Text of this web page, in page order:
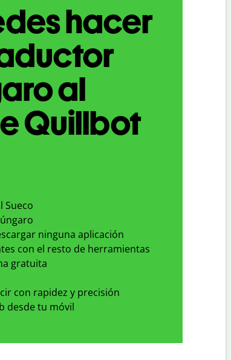
hacer
al
Quillbot
Sueco
ninguna aplicación
con el resto de herramientas
gratuita
con rapidez y precisión
desde tu móvil